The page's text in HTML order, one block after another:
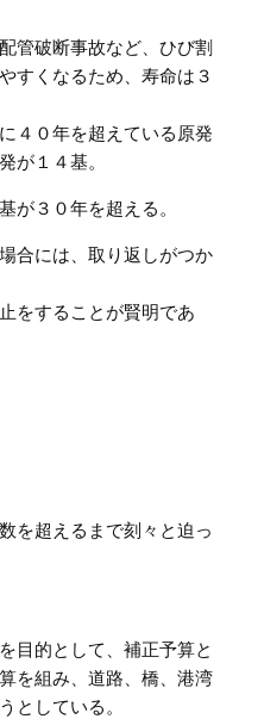
管破断事故など、ひび割
すくなるため、寿命は３
４０年を超えている原発
が１４基。
が３０年を超える。
合には、取り返しがつか
をすることが賢明であ
を超えるまで刻々と迫っ
目的として、補正予算と
を組み、道路、橋、港湾
としている。